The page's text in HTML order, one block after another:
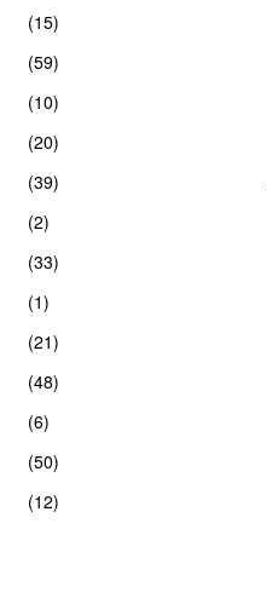
(15)
(59)
(10)
(20)
(39)
(2)
(33)
(1)
(21)
(48)
(6)
(50)
(12)